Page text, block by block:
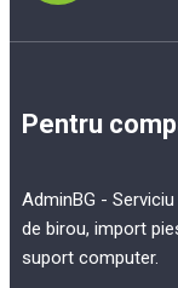
Pentru
AdminBG -
de birou, import
suport computer.